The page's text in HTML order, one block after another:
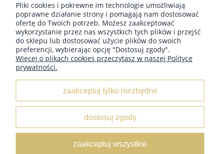
POMOC
PŁATNOŚCI I DOSTAWA
INFORMACJE
KOLEKCJE
Pliki cookies i pokrewne im technologie umożliwiają
poprawne działanie strony i pomagają nam dostosować
ofertę do Twoich potrzeb. Możesz zaakceptować
wykorzystanie przez nas wszystkich tych plików i przejść
do sklepu lub dostosować użycie plików do swoich
preferencji, wybierając opcję "Dostosuj zgody".
Więcej o plikach cookies przeczytasz w naszej Polityce
prywatności.
zaakceptuj tylko niezbędne
dostosuj zgody
zaakceptuj wszystkie